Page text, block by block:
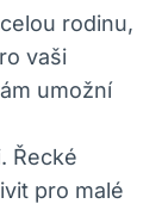
rodinu,
vaši
umožní
Řecké
pro malé